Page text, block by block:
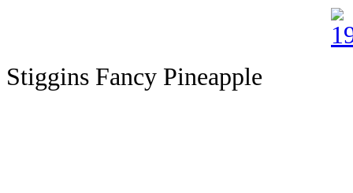
Stiggins Fancy Pineapple